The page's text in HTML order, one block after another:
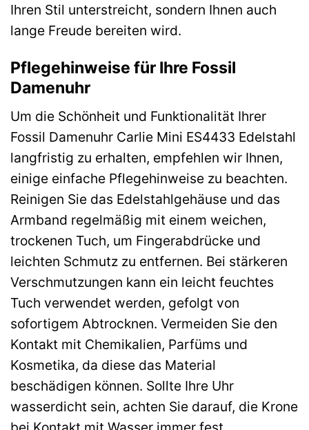
Ihren Stil unterstreicht, sondern Ihnen auch
lange Freude bereiten wird.
Pflegehinweise für Ihre Fossil
Damenuhr
Um die Schönheit und Funktionalität Ihrer
Fossil Damenuhr Carlie Mini ES4433 Edelstahl
langfristig zu erhalten, empfehlen wir Ihnen,
einige einfache Pflegehinweise zu beachten.
Reinigen Sie das Edelstahlgehäuse und das
Armband regelmäßig mit einem weichen,
trockenen Tuch, um Fingerabdrücke und
leichten Schmutz zu entfernen. Bei stärkeren
Verschmutzungen kann ein leicht feuchtes
Tuch verwendet werden, gefolgt von
sofortigem Abtrocknen. Vermeiden Sie den
Kontakt mit Chemikalien, Parfüms und
Kosmetika, da diese das Material
beschädigen können. Sollte Ihre Uhr
wasserdicht sein, achten Sie darauf, die Krone